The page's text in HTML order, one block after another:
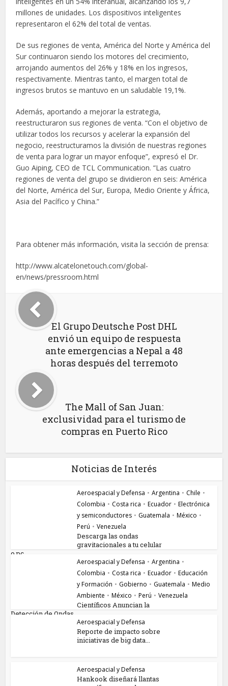
millones de unidades. Los dispositivos inteligentes
representaron el 62% del total de ventas.
De sus regiones de venta, América del Norte y América del
Sur continuaron siendo los motores del crecimiento,
arrojando aumentos del 26% y 18% en los ingresos,
respectivamente. Mientras tanto, el margen total de
ingresos brutos se mantuvo en un saludable 19,1%.
Además, aportando a mejorar la estrategia,
reestructuraron sus regiones de venta. “Con el objetivo de
utilizar todos los recursos y acelerar la expansión del
negocio, reestructuramos la división de nuestras regiones
de venta para lograr un mayor enfoque”, expresó el Dr.
Guo Aiping, CEO de TCL Communication. “Las cuatro
regiones de venta del grupo se dividieron en seis: América
del Norte, América del Sur, Europa, Medio Oriente y África,
Asia del Pacífico y China.”
Para obtener más información, visita la sección de prensa:
http://www.alcatelonetouch.com/global-
en/news/pressroom.html
El Grupo Deutsche Post DHL
envió un equipo de respuesta
ante emergencias a Nepal a 48
horas después del terremoto
The Mall of San Juan:
exclusividad para el turismo de
compras en Puerto Rico
Noticias de Interés
Aeroespacial y Defensa • Argentina • Chile •
Colombia • Costa rica • Ecuador • Electrónica
y semiconductores • Guatemala • México •
Perú • Venezuela
Descarga las ondas
gravitacionales a tu celular
o pc...
Aeroespacial y Defensa • Argentina •
Colombia • Costa rica • Ecuador • Educación
y Formación • Gobierno • Guatemala • Medio
Ambiente • México • Perú • Venezuela
Científicos Anuncian la
Detección de Ondas...
Aeroespacial y Defensa
Reporte de impacto sobre
iniciativas de big data...
Aeroespacial y Defensa
Hankook diseñará llantas